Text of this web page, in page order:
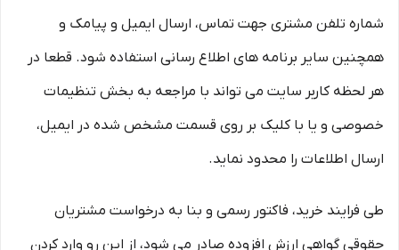
شماره تلفن مشتری جهت تماس، ارسال ایمیل و پیامک و
همچنین سایر برنامه های اطلاع رسانی استفاده شود. قطعا در
هر لحظه کاربر سایت می تواند با مراجعه به بخش تنظیمات
خصوصی و یا با کلیک بر روی قسمت مشخص شده در ایمیل،
ارسال اطلاعات را محدود نماید.
طی فرایند خرید، فاکتور رسمی و بنا به درخواست مشتریان
حقوقی گواهی ارزش افزوده صادر می شود، از این رو وارد کردن